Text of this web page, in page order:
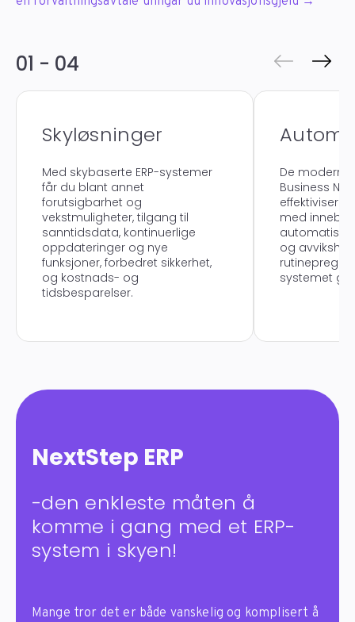
01 - 04
Skyløsninger
Med skybaserte ERP-systemer
får du blant annet
forutsigbarhet og
vekstmuligheter, tilgang til
sanntidsdata, kontinuerlige
oppdateringer og nye
funksjoner, forbedret sikkerhet,
og kostnads- og
tidsbesparelser.
De moderne
Business
med
og
systemet
NextStep ERP
-den enkleste måten å
komme i gang med et ERP-
system i skyen!
Mange tror det er både vanskelig og komplisert å